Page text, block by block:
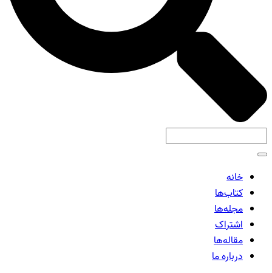
خانه
کتاب‌ها
مجله‌ها
اشتراک
مقاله‌ها
درباره ما